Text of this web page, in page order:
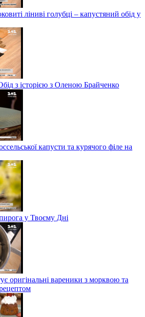
ліниві голубці – капустяний обід у
з історією з Оленою Брайченко
капусти та курячого філе на
у Твоєму Дні
оригінальні вареники з морквою та